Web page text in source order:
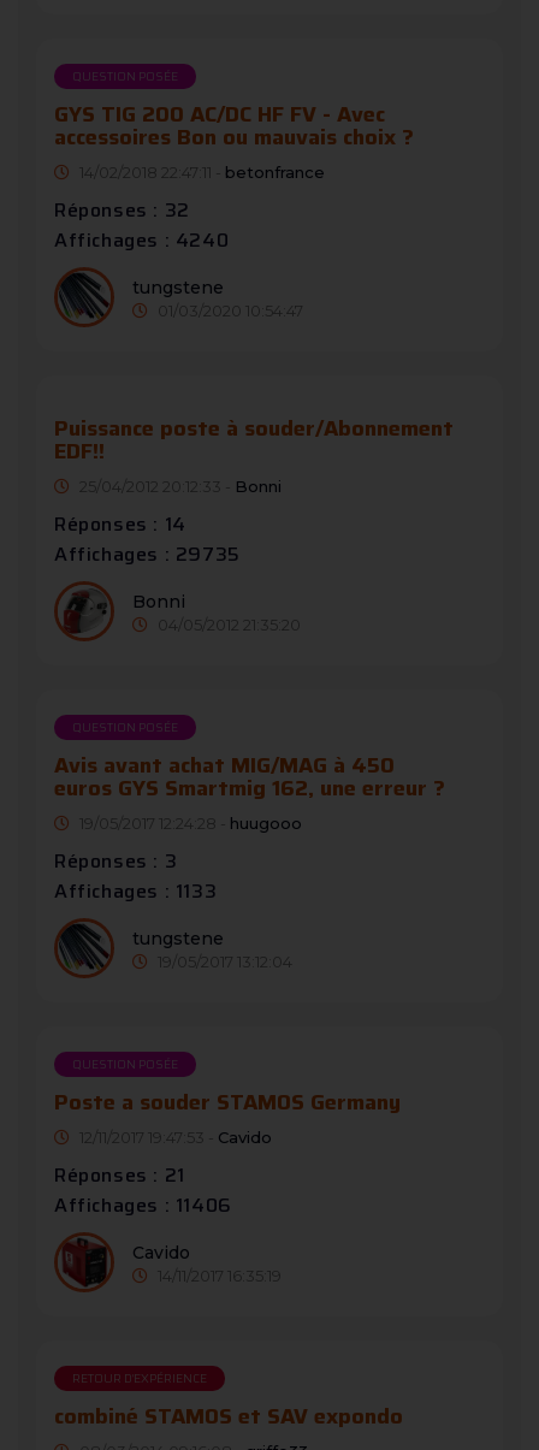
QUESTION POSÉE
GYS TIG 200 AC/DC HF FV - Avec
accessoires Bon ou mauvais choix ?
14/02/2018 22:47:11 - betonfrance
Réponses : 32
Affichages : 4240
tungstene
01/03/2020 10:54:47
Puissance poste à souder/Abonnement
EDF!!
25/04/2012 20:12:33 - Bonni
Réponses : 14
Affichages : 29735
Bonni
04/05/2012 21:35:20
QUESTION POSÉE
Avis avant achat MIG/MAG à 450
euros GYS Smartmig 162, une erreur ?
19/05/2017 12:24:28 - huugooo
Réponses : 3
Affichages : 1133
tungstene
19/05/2017 13:12:04
QUESTION POSÉE
Poste a souder STAMOS Germany
12/11/2017 19:47:53 - Cavido
Réponses : 21
Affichages : 11406
Cavido
14/11/2017 16:35:19
RETOUR D'EXPÉRIENCE
combiné STAMOS et SAV expondo